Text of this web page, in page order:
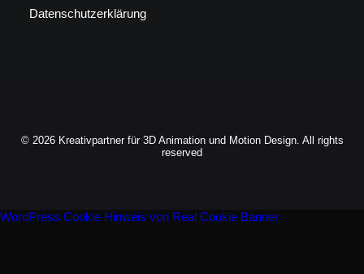
Datenschutzerklärung
© 2026 Kreativpartner für 3D Animation und Motion Design. All rights
reserved
WordPress Cookie Hinweis von Real Cookie Banner